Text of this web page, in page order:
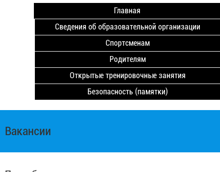
Главная
Сведения об образовательной организации
Спортсменам
Родителям
Открытые тренировочные занятия
Безопасность (памятки)
Вакансии